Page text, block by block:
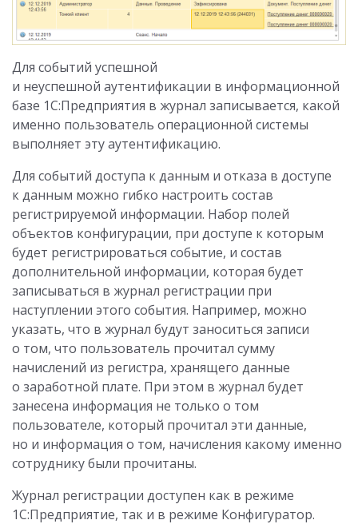
Для событий успешной
и неуспешной аутентификации в информационной
базе 1С:Предприятия в журнал записывается, какой
именно пользователь операционной системы
выполняет эту аутентификацию.
Для событий доступа к данным и отказа в доступе
к данным можно гибко настроить состав
регистрируемой информации. Набор полей
объектов конфигурации, при доступе к которым
будет регистрироваться событие, и состав
дополнительной информации, которая будет
записываться в журнал регистрации при
наступлении этого события. Например, можно
указать, что в журнал будут заноситься записи
о том, что пользователь прочитал сумму
начислений из регистра, хранящего данные
о заработной плате. При этом в журнал будет
занесена информация не только о том
пользователе, который прочитал эти данные,
но и информация о том, начисления какому именно
сотруднику были прочитаны.
Журнал регистрации доступен как в режиме
1С:Предприятие, так и в режиме Конфигуратор.